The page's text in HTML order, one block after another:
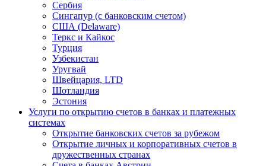
Сербия
Сингапур (c банковским счетом)
США (Delaware)
Теркс и Кайкос
Турция
Узбекистан
Уругвай
Швейцария, LTD
Шотландия
Эстония
Услуги по открытию счетов в банках и платежных
системах
Открытие банковских счетов за рубежом
Открытие личных и корпоративных счетов в
дружественных странах